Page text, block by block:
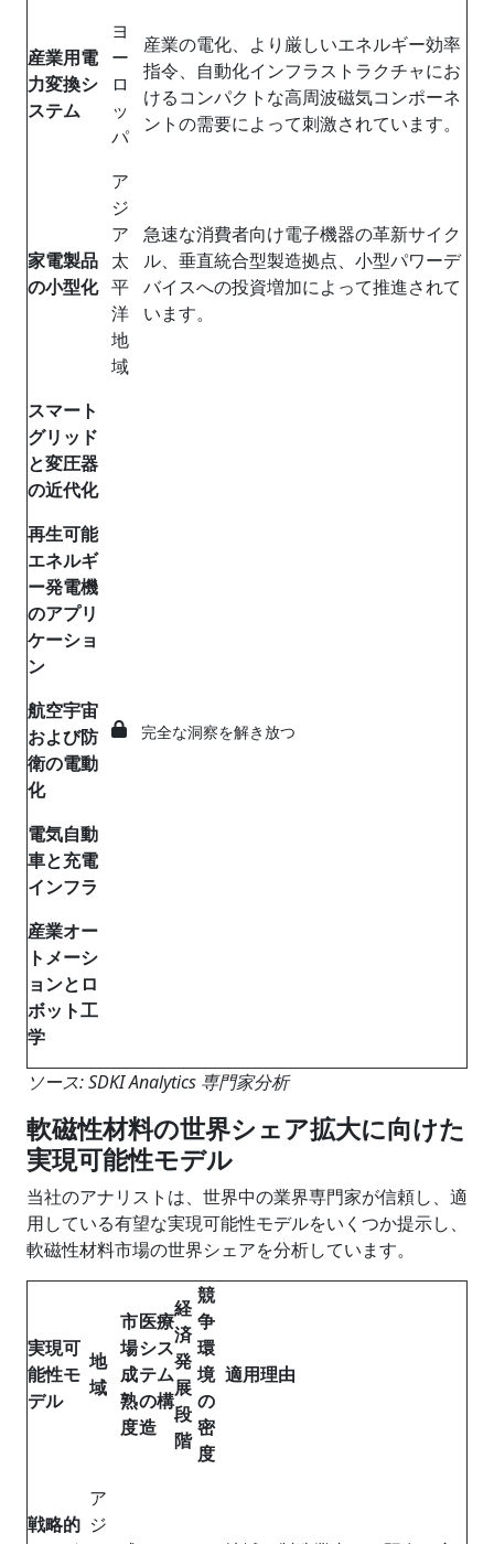
産業用電
力変換シ
ステム
ヨ
ー
ロ
ッ
パ
産業の電化、より厳しいエネルギー効率
指令、自動化インフラストラクチャにお
けるコンパクトな高周波磁気コンポーネ
ントの需要によって刺激されています。
家電製品
の小型化
ア
ジ
ア
太
平
洋
地
域
急速な消費者向け電子機器の革新サイク
ル、垂直統合型製造拠点、小型パワーデ
バイスへの投資増加によって推進されて
います。
スマート
グリッド
と変圧器
の近代化
完全な洞察を解き放つ
再生可能
エネルギ
ー発電機
のアプリ
ケーショ
ン
航空宇宙
および防
衛の電動
化
電気自動
車と充電
インフラ
産業オー
トメーシ
ョンとロ
ボット工
学
ソース: SDKI Analytics 専門家分析
軟磁性材料の世界シェア拡大に向けた
実現可能性モデル
当社のアナリストは、世界中の業界専門家が信頼し、適
用している有望な実現可能性モデルをいくつか提示し、
軟磁性材料市場の世界シェアを分析しています。
実現可
能性モ
デル
地
域
市
場
成
熟
度
医療
シス
テム
の構
造
経
済
発
展
段
階
競
争
環
境
の
密
度
適用理由
戦略的
ア
ジ